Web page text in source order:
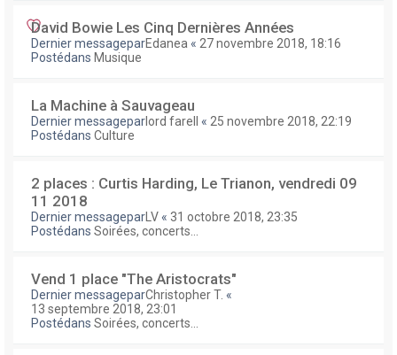
David Bowie Les Cinq Dernières Années
Dernier messageparEdanea « 27 novembre 2018, 18:16
Postédans Musique
La Machine à Sauvageau
Dernier messageparlord farell « 25 novembre 2018, 22:19
Postédans Culture
2 places : Curtis Harding, Le Trianon, vendredi 09
11 2018
Dernier messagepar LV « 31 octobre 2018, 23:35
Postédans Soirées, concerts...
Vend 1 place "The Aristocrats"
Dernier messageparChristopher T. «
13 septembre 2018, 23:01
Postédans Soirées, concerts...